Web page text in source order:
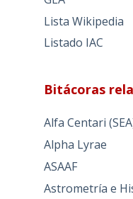
Lista Wikipedia
Listado IAC
Bitácoras
Alfa Centari
Alpha Lyrae
ASAAF
Astrometría e